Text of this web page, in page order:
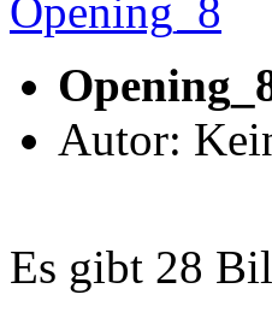
Autor:
Es gibt 28